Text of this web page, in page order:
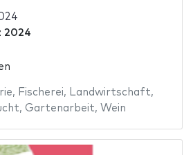
2024
, Fischerei, Landwirtschaft,
, Gartenarbeit, Wein